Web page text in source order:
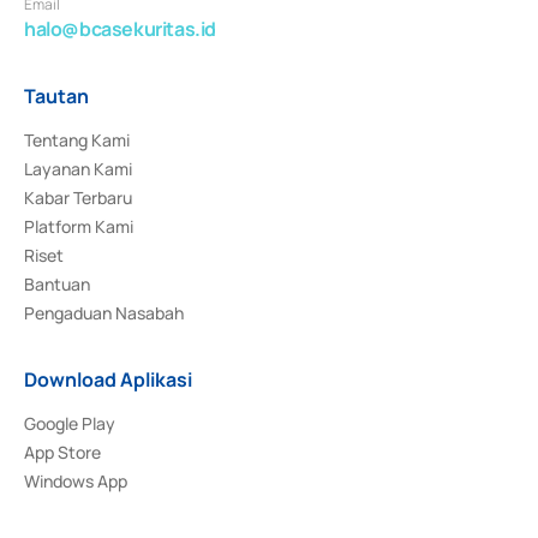
halo@bcasekuritas.id
Tautan
Tentang Kami
Layanan Kami
Kabar Terbaru
Platform Kami
Riset
Bantuan
Pengaduan Nasabah
Download Aplikasi
Google Play
App Store
Windows App